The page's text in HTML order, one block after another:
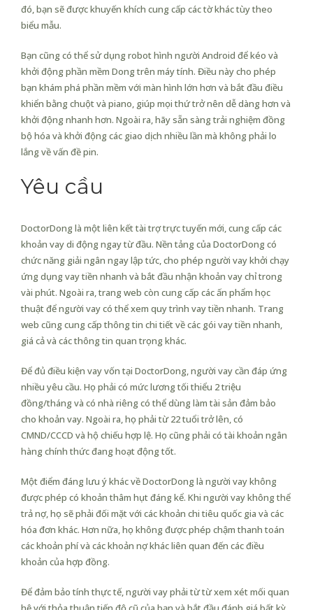
đó, bạn sẽ được khuyến khích cung cấp các tờ khác tùy theo
biểu mẫu.
Bạn cũng có thể sử dụng robot hình người Android để kéo và
khởi động phần mềm Dong trên máy tính. Điều này cho phép
bạn khám phá phần mềm với màn hình lớn hơn và bắt đầu điều
khiển bằng chuột và piano, giúp mọi thứ trở nên dễ dàng hơn và
khởi động nhanh hơn. Ngoài ra, hãy sẵn sàng trải nghiệm đồng
bộ hóa và khởi động các giao dịch nhiều lần mà không phải lo
lắng về vấn đề pin.
Yêu cầu
DoctorDong là một liên kết tài trợ trực tuyến mới, cung cấp các
khoản vay di động ngay từ đầu. Nền tảng của DoctorDong có
chức năng giải ngân ngay lập tức, cho phép người vay khởi chạy
ứng dụng vay tiền nhanh và bắt đầu nhận khoản vay chỉ trong
vài phút. Ngoài ra, trang web còn cung cấp các ấn phẩm học
thuật để người vay có thể xem quy trình vay tiền nhanh. Trang
web cũng cung cấp thông tin chi tiết về các gói vay tiền nhanh,
giá cả và các thông tin quan trọng khác.
Để đủ điều kiện vay vốn tại DoctorDong, người vay cần đáp ứng
nhiều yêu cầu. Họ phải có mức lương tối thiểu 2 triệu
đồng/tháng và có nhà riêng có thể dùng làm tài sản đảm bảo
cho khoản vay. Ngoài ra, họ phải từ 22 tuổi trở lên, có
CMND/CCCD và hộ chiếu hợp lệ. Họ cũng phải có tài khoản ngân
hàng chính thức đang hoạt động tốt.
Một điểm đáng lưu ý khác về DoctorDong là người vay không
được phép có khoản thâm hụt đáng kể. Khi người vay không thể
trả nợ, họ sẽ phải đối mặt với các khoản chi tiêu quốc gia và các
hóa đơn khác. Hơn nữa, họ không được phép chậm thanh toán
các khoản phí và các khoản nợ khác liên quan đến các điều
khoản của hợp đồng.
Để đảm bảo tính thực tế, người vay phải từ từ xem xét mối quan